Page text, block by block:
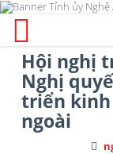
Hội nghị
Nghị
triển
ngoài